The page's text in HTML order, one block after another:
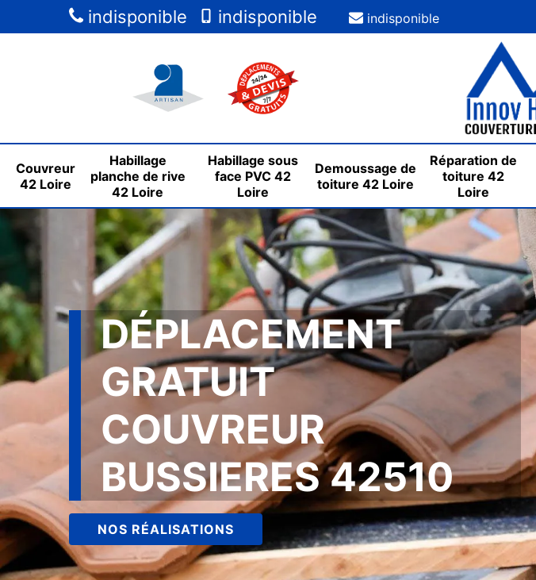
indisponible indisponible indisponible
Couvreur
42 Loire
Habillage
planche de rive
42 Loire
Habillage sous
face PVC 42
Loire
Demoussage de
toiture 42 Loire
Réparation de
toiture 42
Loire
DÉPLACEMENT
GRATUIT
COUVREUR
BUSSIERES 42510
NOS RÉALISATIONS